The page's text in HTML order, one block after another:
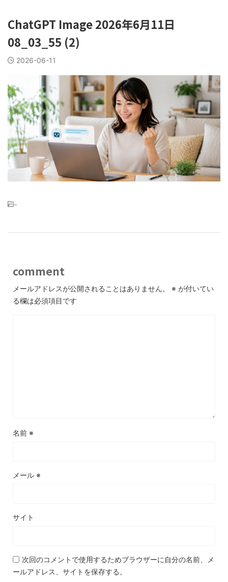
ChatGPT Image 2026年6月11日
08_03_55 (2)
2026-06-11
-
comment
メールアドレスが公開されることはありません。 ※ が付いてい
る欄は必須項目です
名前 ※
メール ※
サイト
次回のコメントで使用するためブラウザーに自分の名前、メ
ールアドレス、サイトを保存する。